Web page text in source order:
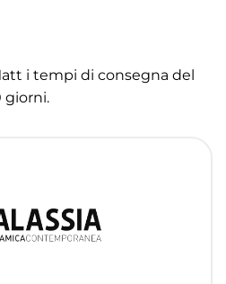
i tempi di consegna del
giorni.